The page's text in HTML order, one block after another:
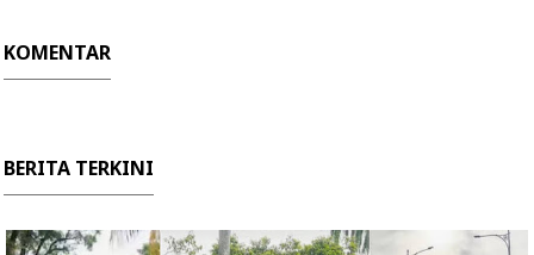
KOMENTAR
BERITA TERKINI